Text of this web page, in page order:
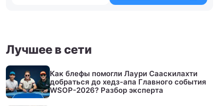
Лучшее в сети
Как блефы помогли Лаури Сааскилахти
добраться до хедз-апа Главного события
WSOP-2026? Разбор эксперта